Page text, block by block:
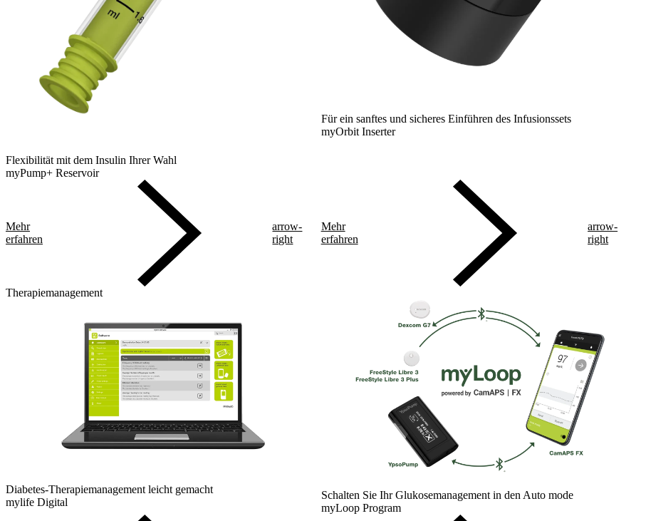
Flexibilität mit dem Insulin Ihrer Wahl
myPump+ Reservoir
Mehr
erfahren
arrow-
right
Für ein sanftes und sicheres Einführen des Infusionssets
myOrbit Inserter
Mehr
erfahren
arrow-
right
Therapiemanagement
Diabetes-Therapiemanagement leicht gemacht
mylife Digital
Schalten Sie Ihr Glukosemanagement in den Auto mode
myLoop Program